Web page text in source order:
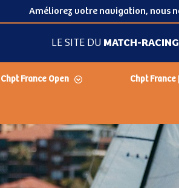
Améliorez votre navigation, nous
LE SITE DU MATCH-RACING
Chpt France Open Chpt